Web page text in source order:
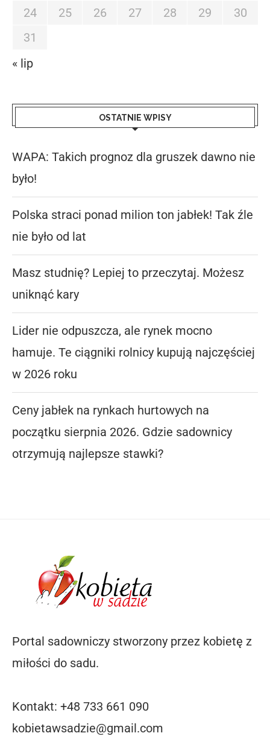
24
25 26 27 28 29
30
31
« lip
OSTATNIE WPISY
WAPA: Takich prognoz dla gruszek dawno nie
było!
Polska straci ponad milion ton jabłek! Tak źle
nie było od lat
Masz studnię? Lepiej to przeczytaj. Możesz
uniknąć kary
Lider nie odpuszcza, ale rynek mocno
hamuje. Te ciągniki rolnicy kupują najczęściej
w 2026 roku
Ceny jabłek na rynkach hurtowych na
początku sierpnia 2026. Gdzie sadownicy
otrzymują najlepsze stawki?
Portal sadowniczy stworzony przez kobietę z
miłości do sadu.
Kontakt: +48 733 661 090
kobietawsadzie@gmail.com